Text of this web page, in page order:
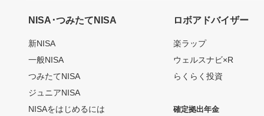
NISA･つみたてNISA
新NISA
一般NISA
つみたてNISA
ジュニアNISA
NISAをはじめるには
ロボアドバイザー
楽ラップ
ウェルスナビ×R
らくらく投資
確定拠出年金